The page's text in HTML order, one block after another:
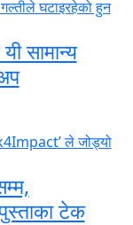
सामान्य
टेक